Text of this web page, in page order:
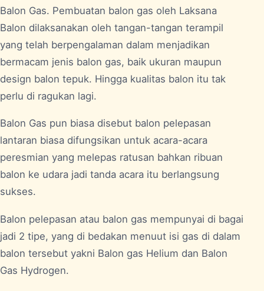
Balon Gas. Pembuatan balon gas oleh Laksana
Balon dilaksanakan oleh tangan-tangan terampil
yang telah berpengalaman dalam menjadikan
bermacam jenis balon gas, baik ukuran maupun
design balon tepuk. Hingga kualitas balon itu tak
perlu di ragukan lagi.
Balon Gas pun biasa disebut balon pelepasan
lantaran biasa difungsikan untuk acara-acara
peresmian yang melepas ratusan bahkan ribuan
balon ke udara jadi tanda acara itu berlangsung
sukses.
Balon pelepasan atau balon gas mempunyai di bagai
jadi 2 tipe, yang di bedakan menuut isi gas di dalam
balon tersebut yakni Balon gas Helium dan Balon
Gas Hydrogen.